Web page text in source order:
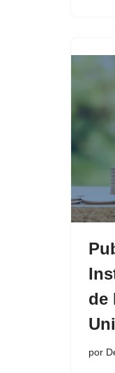
de
por